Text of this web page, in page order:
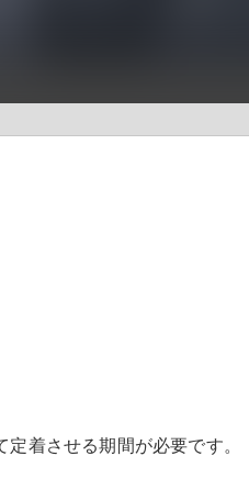
着させる期間が必要です。